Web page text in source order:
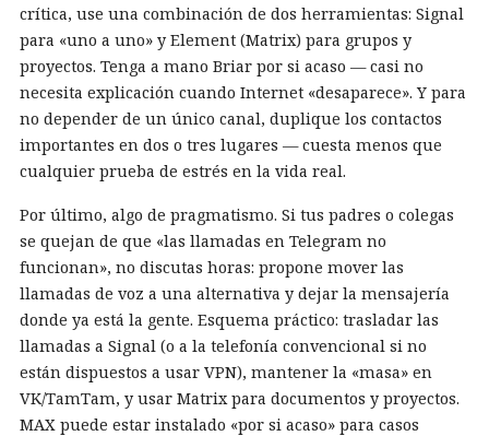
crítica, use una combinación de dos herramientas: Signal
para «uno a uno» y Element (Matrix) para grupos y
proyectos. Tenga a mano Briar por si acaso — casi no
necesita explicación cuando Internet «desaparece». Y para
no depender de un único canal, duplique los contactos
importantes en dos o tres lugares — cuesta menos que
cualquier prueba de estrés en la vida real.
Por último, algo de pragmatismo. Si tus padres o colegas
se quejan de que «las llamadas en Telegram no
funcionan», no discutas horas: propone mover las
llamadas de voz a una alternativa y dejar la mensajería
donde ya está la gente. Esquema práctico: trasladar las
llamadas a Signal (o a la telefonía convencional si no
están dispuestos a usar VPN), mantener la «masa» en
VK/TamTam, y usar Matrix para documentos y proyectos.
MAX puede estar instalado «por si acaso» para casos